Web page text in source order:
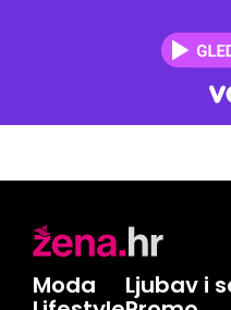
Moda Ljubav i